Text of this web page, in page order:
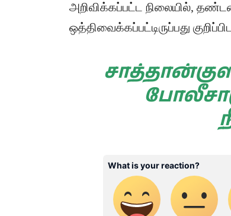
அறிவிக்கப்பட்ட நிலையில்,
ஒத்திவைக்கப்பட்டிருப்பது